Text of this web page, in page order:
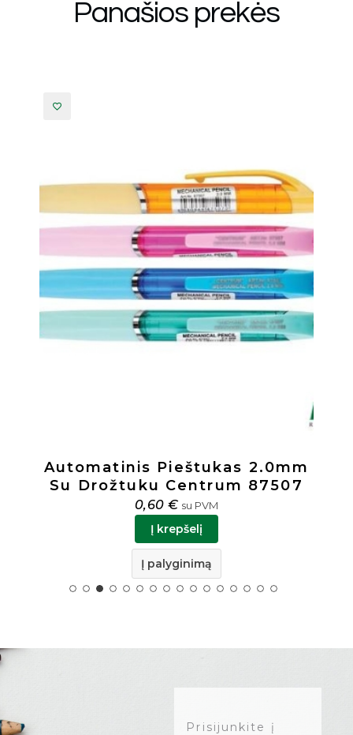
Panašios prekės
Automatinis Pieštukas 2.0mm
Su Drožtuku Centrum 87507
0,60 € su PVM
Į krepšelį
Į palyginimą
Prisijunkite į